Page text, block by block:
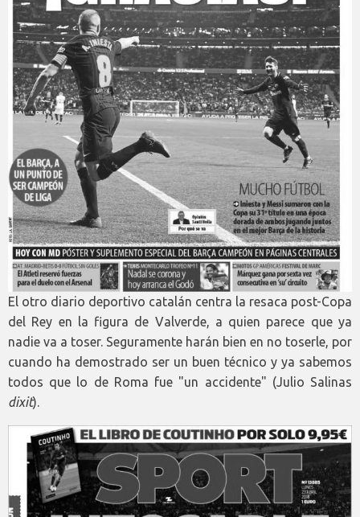
El otro diario deportivo catalán centra la resaca post-Copa
del Rey en la figura de Valverde, a quien parece que ya
nadie va a toser. Seguramente harán bien en no toserle, por
cuando ha demostrado ser un buen técnico y ya sabemos
todos que lo de Roma fue "un accidente" (Julio Salinas
dixit).